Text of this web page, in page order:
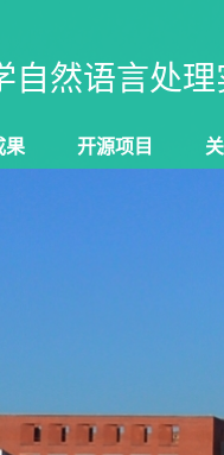
自然语言处理
果 开源项目